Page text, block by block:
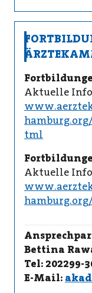
Aktuelle
tml
Aktuelle
Bettina
Tel: 202299-
E-Mail: